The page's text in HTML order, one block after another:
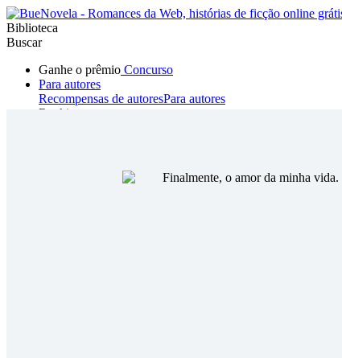
Biblioteca
Buscar
Ganhe o prêmio Concurso
Para autores
Recompensas de autoresPara autores
Ranking
Hombre lobo Mafia FantasíaUrbano